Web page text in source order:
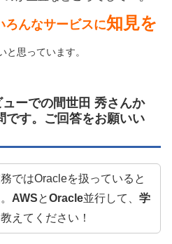
ろんなサービスに知見を
と思っています。
ーでの間世田 秀さんか
です。ご回答をお願いい
ではOracleを扱っていると
AWSとOracle並行して、 学
えてください！